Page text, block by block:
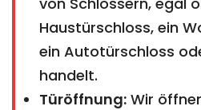
Haustürschloss, ein
ein Autotürschloss
handelt.
Türöffnung: Wir